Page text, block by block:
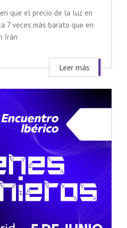
que el precio de la luz en
7 veces más barato que en
Irán
Leer más